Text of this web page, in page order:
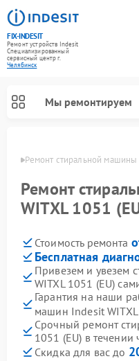
FIX-INDESIT
Ремонт устройств Indesit
Специализированный
cервисный центр г.
Челябинск
Мы ремонтируем
Ремонт стиральной машины
Ремонт
WITXL 1051
Стоимость ремонта
Бесплатная
Привезем и увезем
WITXL 1051 (EU)
Гарантия на наши
машин Indesit WITXL
Срочный ремонт
1051 (EU) в течении
Скидка для вас до